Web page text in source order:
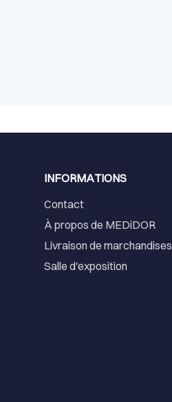
INFORMATIONS
Contact
À propos de MEDiDOR
Livraison de marchandises
Salle d'exposition